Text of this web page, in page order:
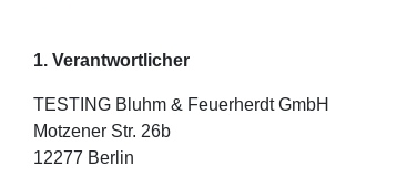
1. Verantwortlicher
TESTING Bluhm & Feuerherdt GmbH
Motzener Str. 26b
12277 Berlin